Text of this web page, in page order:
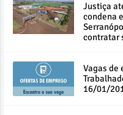
Justiça
condena
contratar
Vagas de
16/01/